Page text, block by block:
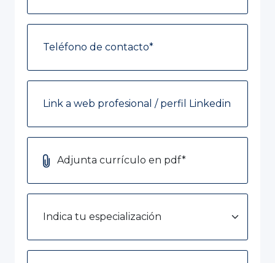
Adjunta currículo en pdf*